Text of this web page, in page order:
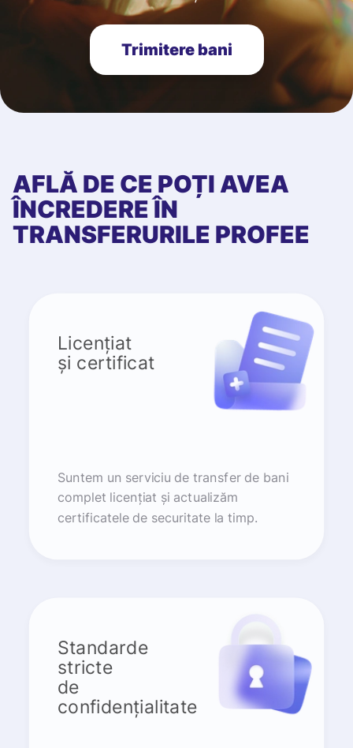
Trimitere bani
AFLĂ DE CE POȚI AVEA
ÎNCREDERE ÎN
TRANSFERURILE PROFEE
Licențiat
și certificat
Suntem un serviciu de transfer de bani
complet licențiat și actualizăm
certificatele de securitate la timp.
Standarde
stricte
de
confidențialitate